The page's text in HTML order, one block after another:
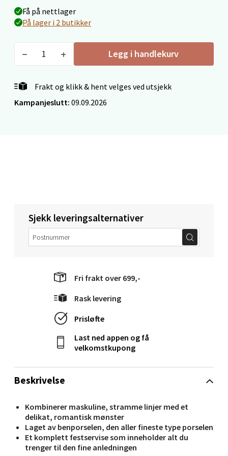
Få på nettlager
På lager i 2 butikker
Legg i handlekurv
Frakt og klikk & hent velges ved utsjekk
Kampanjeslutt: 09.09.2026
Beskrivelse
Kombinerer maskuline, stramme linjer med et
delikat, romantisk mønster
Laget av benporselen, den aller fineste type porselen
Et komplett festservise som inneholder alt du
trenger til den fine anledningen
Sjekk leveringsalternativer
Fri frakt over 699,-
Rask levering
Prisløfte
Last ned appen og få
velkomstkupong
Mo i Rana - Thon Senter Mo i Rana
Åpent i dag 09-19
1 i butikk
Åpent i dag 10-20
0 i butikk
Molde - Moldetorget
Torget 1, 6413 Molde
Åpent i dag 10-20
0 i butikk
Narvik - Thon Senter Malmporten